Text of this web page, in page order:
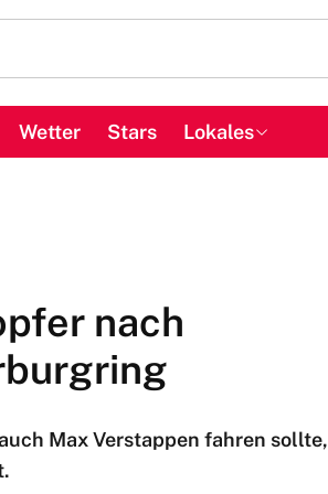
Wetter Stars Lokales
nach
Max Verstappen fahren sollte,